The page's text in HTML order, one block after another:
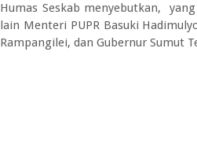
Humas Seskab menyebutkan,
lain Menteri PUPR Basuki
Rampangilei, dan Gubernur Sumut